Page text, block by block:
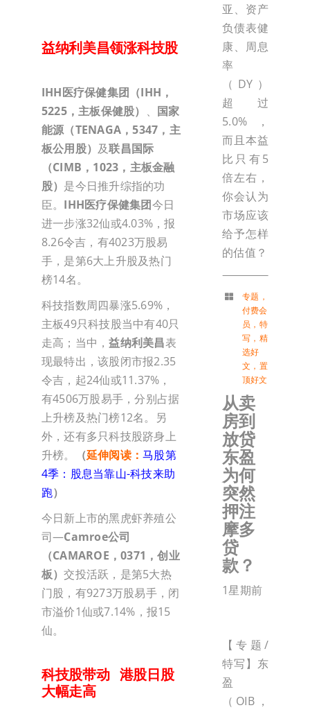
益纳利美昌领涨科技股
IHH医疗保健集团（IHH，
5225，主板保健股） 、 国家
能源（TENAGA，5347，主
板公用股） 及联昌国际
（CIMB，1023，主板金融
股） 是今日推升综指的功
臣。 IHH医疗保健集团今日
进一步涨32仙或4.03%，报
8.26令吉，有4023万股易
手，是第6大上升股及热门
榜14名。
科技指数周四暴涨5.69%，
主板49只科技股当中有40只
走高；当中，益纳利美昌表
现最特出，该股闭市报2.35
令吉，起24仙或11.37%，
有4506万股易手，分别占据
上升榜及热门榜12名。另
外，还有多只科技股跻身上
升榜。
（延伸阅读：马股第
4季：股息当靠山-科技来助
跑）
今日新上市的黑虎虾养殖公
司—Camroe公司
（CAMAROE，0371，创业
板）交投活跃，是第5大热
门股，有9273万股易手，闭
市溢价1仙或7.14%，报15
仙。
科技股带动 港股日股
大幅走高
亚、资产
负债表健
康、周息
率
（DY）
超过
5.0%，
而且本益
比只有5
倍左右，
你会认为
市场应该
给予怎样
的估值？
专题 ，
付费会
员 ， 特
写 ， 精
选好
文 ， 置
顶好文
从卖
房到
放贷
东盈
为何
突然
押注
摩多
贷
款？
1星期前
【专题/
特写】东
盈
（OIB，